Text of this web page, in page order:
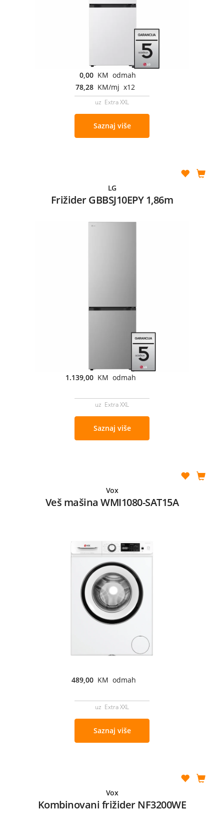
0,00 KM odmah
78,28 KM/mj x12
uz Extra XXL
Saznaj više
LG
Frižider GBBSJ10EPY 1,86m
1.139,00 KM odmah
uz Extra XXL
Saznaj više
Vox
Veš mašina WMI1080-SAT15A
489,00 KM odmah
uz Extra XXL
Saznaj više
Vox
Kombinovani frižider NF3200WE